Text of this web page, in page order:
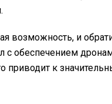
возможность, и
с обеспечением
приводит к